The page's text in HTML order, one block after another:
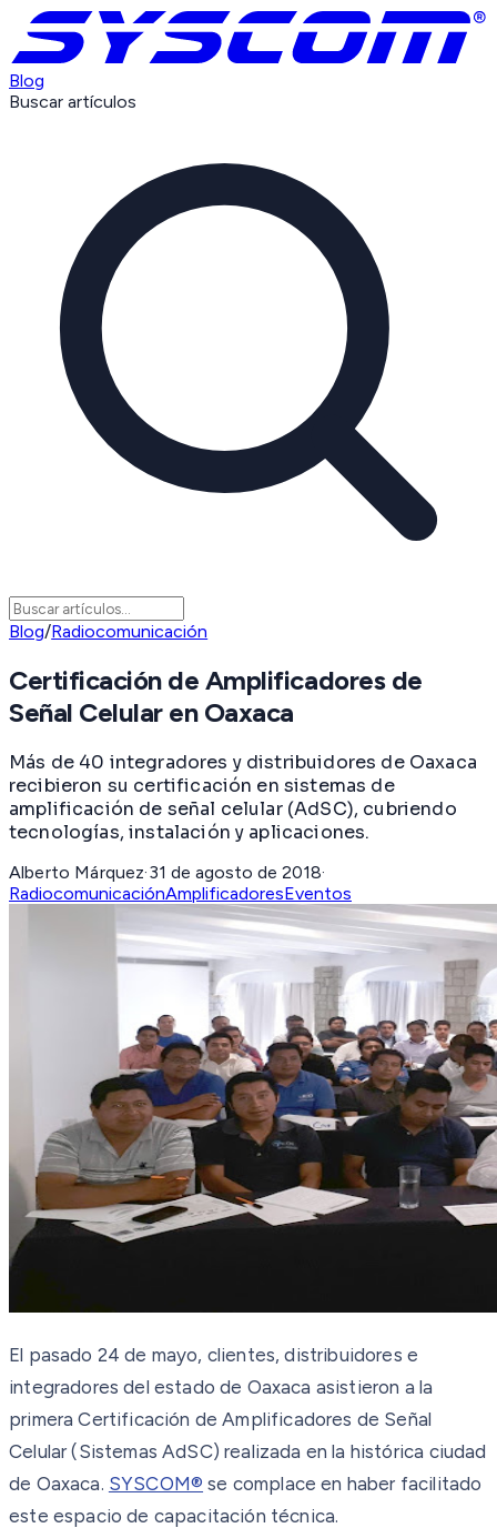
Blog
Buscar artículos
Blog/Radiocomunicación
Certificación de Amplificadores de
Señal Celular en Oaxaca
Más de 40 integradores y distribuidores de Oaxaca
recibieron su certificación en sistemas de
amplificación de señal celular (AdSC), cubriendo
tecnologías, instalación y aplicaciones.
Alberto Márquez·31 de agosto de 2018·
RadiocomunicaciónAmplificadoresEventos
El pasado 24 de mayo, clientes, distribuidores e
integradores del estado de Oaxaca asistieron a la
primera Certificación de Amplificadores de Señal
Celular (Sistemas AdSC) realizada en la histórica ciudad
de Oaxaca. SYSCOM® se complace en haber facilitado
este espacio de capacitación técnica.